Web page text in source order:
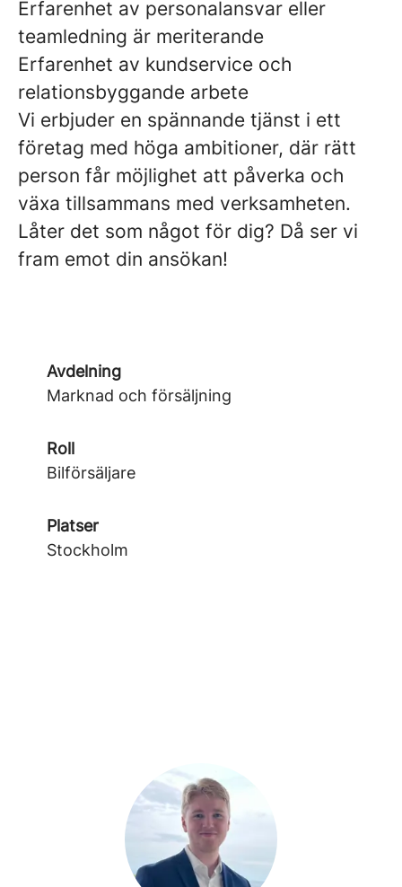
Erfarenhet av personalansvar eller
teamledning är meriterande
Erfarenhet av kundservice och
relationsbyggande arbete
Vi erbjuder en spännande tjänst i ett
företag med höga ambitioner, där rätt
person får möjlighet att påverka och
växa tillsammans med verksamheten.
Låter det som något för dig? Då ser vi
fram emot din ansökan!
Avdelning
Marknad och försäljning
Roll
Bilförsäljare
Platser
Stockholm